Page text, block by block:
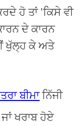
ਹੋ ਤਾਂ 'ਕਿਸੇ ਵੀ
ਦੇ ਕਾਰਨ
ਖੁੱਲ੍ਹ ਕੇ ਅਤੇ
ਬੀਮਾਨਿੱਜੀ
ਖਰਾਬ ਹੋਏ